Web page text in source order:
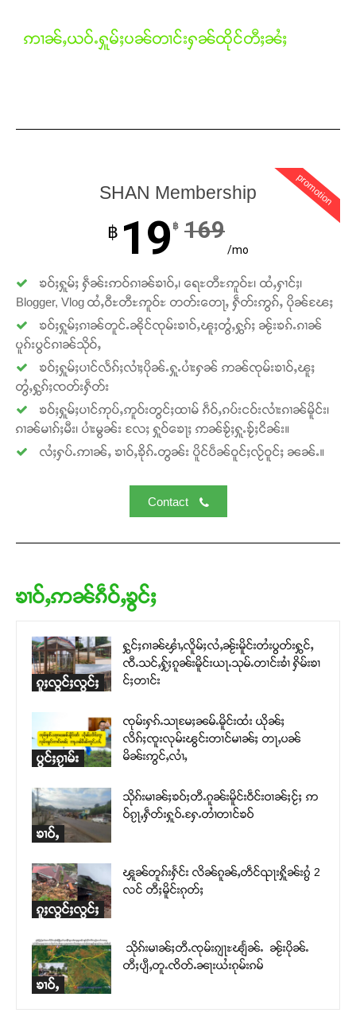
Donate Now
ဢၢၼ်ႇယဝ်ႉႁူမ်ႈပၼ်တၢင်းႁၼ်ထိုင်တီႈၼႆႈ
promotion
SHAN Membership
฿ 19 ฿ 169
/mo
ၶဝ်ႈႁူမ်ႈ ႁဵၼ်းဢဝ်ၵၢၼ်ၶၢဝ်ႇ၊ ရေႊတီႊဢူဝ်ႊ၊ ထႆႇႁၢင်ႈ၊
Blogger, Vlog ထႆႇဝီႊတီႊဢူဝ်ႊ တတ်းတေႃႇ ႁဵတ်းဢွၵ်ႇ ပိုၼ်ၽႄႈ
ၶဝ်ႈႁူမ်ႈၵၢၼ်တူင်ႉၼိုင်ၸုမ်းၶၢဝ်ႇၽူႈတွႆႇႁွၵ်ႈ ၼႂ်းၶၵ်ႉၵၢၼ်
ပူၵ်းပွင်ၵၢၼ်သိုဝ်ႇ
ၶဝ်ႈႁူမ်ႈပၢင်လႅၵ်ႈလၢႆႈပိုၼ်ႉႁူႉပၢႆးႁၼ် ဢၼ်ၸုမ်းၶၢဝ်ႇၽူႈ
တွႆႇႁွၵ်ႈၸတ်းႁဵတ်း
ၶဝ်ႈႁူမ်ႈပၢင်ဢုပ်ႇဢူဝ်းတွင်ႈထၢမ် ၵဵဝ်ႇၵပ်းငဝ်းလၢႆးၵၢၼ်မိူင်း၊
ၵၢၼ်မၢၵ်ႈမီး၊ ပၢႆးမွၼ်း လႄႈ ႁူဝ်ၶေႃႈ ဢၼ်ၶႂ်ႈႁူႉၶႂ်ႈငိၼ်း။
လႆႈႁပ်ႉဢၢၼ်ႇ ၶၢဝ်ႇၶိုၵ်ႉတွၼ်း ပိူင်ပဵၼ်ဝူင်ႈလႂ်ဝူင်ႈ ၼၼ်ႉ။
Contact
ၶၢဝ်ႇဢၼ်ၵဵဝ်ႇၶွင်ႈ
ၵူႈလွင်ႈလွင်ႈ
ႁွင်ႈၵၢၼ်ၾၢႆႇလိူမ်ႈလႆႇၼႂ်းမိူင်းတႆးပွတ်းႁွင်ႇ
ၸီႉသင်ႇႁႂ်ႈၵူၼ်းမိူင်းယႃႉသုမ်ႉတၢင်းၶၢႆ ႁိမ်းၶၢ
င်ႈတၢင်း
ပွင်ႈၵႂၢမ်း
ၸုမ်းႁၵ်ႉသႃမႄႈၼမ်ႉမိူင်းထႆး ယိုၼ်ႈ
လိၵ်ႈၸူးလုမ်းၽွင်းတၢင်မၢၼ်ႈ တႃႇပၼ်
မိၼ်းဢွင်ႇလၢႆႇ
ၶၢဝ်ႇ
သိုၵ်းမၢၼ်ႈၶဝ်ႈတီႉၵူၼ်းမိူင်းဝဵင်းဝၢၼ်ႈငႂ်ႈ ဢ
ဝ်ၵႂႃႇႁဵတ်းႁူဝ်ႉႁႄႉတၢႆတၢင်ၶဝ်
ၵူႈလွင်ႈလွင်ႈ
ၾူၼ်တူၵ်းႁႅင်း လိၼ်ၵူၼ်ႇတဵင်ၺႃးႁိူၼ်းၵွႆ 2
လင် တီႈမိူင်းၵုတ်ႈ
ၶၢဝ်ႇ
သိုၵ်းမၢၼ်ႈတီႉၸုမ်းၵျႃႊၽျႅၼ်ႉ ၼႂ်းပိုၼ်ႉ
တီႈပျီႇတူႉၸိတ်ႉၼႃးယႆးၵုမ်းၵမ်